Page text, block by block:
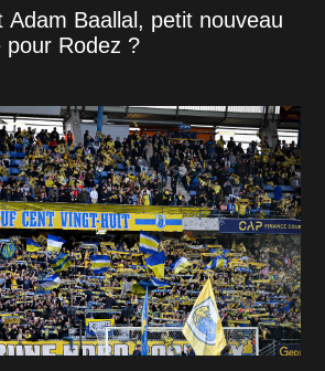
Adam Baallal, petit nouveau
pour Rodez ?